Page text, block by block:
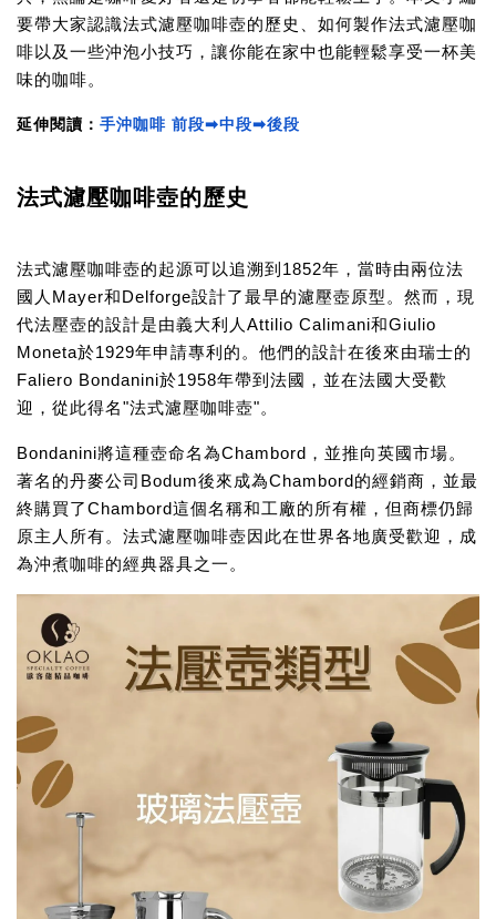
要帶大家認識法式濾壓咖啡壺的歷史、如何製作法式濾壓咖
啡以及一些沖泡小技巧，讓你能在家中也能輕鬆享受一杯美
味的咖啡。
延伸閱讀： 手沖咖啡 前段➡中段➡後段
法式濾壓咖啡壺的歷史
法式濾壓咖啡壺的起源可以追溯到1852年，當時由兩位法
國人Mayer和Delforge設計了最早的濾壓壺原型。然而，現
代法壓壺的設計是由義大利人Attilio Calimani和Giulio
Moneta於1929年申請專利的。他們的設計在後來由瑞士的
Faliero Bondanini於1958年帶到法國，並在法國大受歡
迎，從此得名"法式濾壓咖啡壺"。
Bondanini將這種壺命名為Chambord，並推向英國市場。
著名的丹麥公司Bodum後來成為Chambord的經銷商，並最
終購買了Chambord這個名稱和工廠的所有權，但商標仍歸
原主人所有。法式濾壓咖啡壺因此在世界各地廣受歡迎，成
為沖煮咖啡的經典器具之一。